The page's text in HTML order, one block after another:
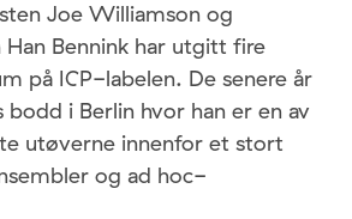
Joe Williamson og
Bennink har utgitt fire
på ICP-labelen. De senere år
bodd i Berlin hvor han er en av
utøverne innenfor et stort
og ad hoc-